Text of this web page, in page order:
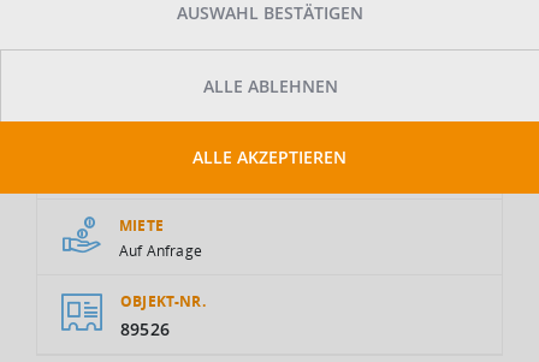
MIETE
Auf Anfrage
OBJEKT-NR.
89526
AUSWAHL BESTÄTIGEN
ALLE ABLEHNEN
ALLE AKZEPTIEREN